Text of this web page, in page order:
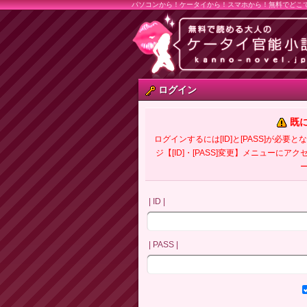
パソコンから！ケータイから！スマホから！無料でどこ
ログイン
既
ログインするには[ID]と[PASS]が必要と
ジ【[ID]・[PASS]変更】メニューにアク
| ID |
| PASS |